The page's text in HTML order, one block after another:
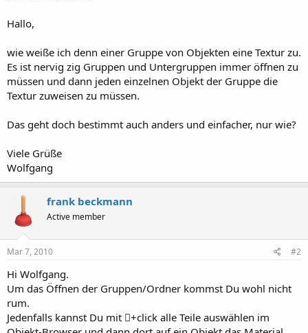
e
Hallo,
wie weiße ich denn einer Gruppe von Objekten eine Textur zu.
Es ist nervig zig Gruppen und Untergruppen immer öffnen zu
müssen und dann jeden einzelnen Objekt der Gruppe die
Textur zuweisen zu müssen.
Das geht doch bestimmt auch anders und einfacher, nur wie?
Viele Grüße
Wolfgang
frank beckmann
Active member
Mar 7, 2010 #2
Hi Wolfgang.
Um das Öffnen der Gruppen/Ordner kommst Du wohl nicht
rum.
Jedenfalls kannst Du mit +click alle Teile auswählen im